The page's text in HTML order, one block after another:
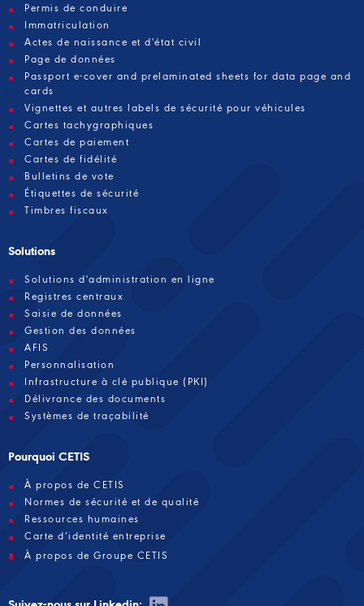
Permis de conduire
Immatriculation
Actes de naissance et d'état civil
Page de données
Passport e-cover and prelaminated sheets for data page and
cards
Vignettes et autres labels de sécurité pour véhicules
Cartes tachygraphiques
Cartes de paiement
Cartes de fidélité
Bulletins de vote
Étiquettes de sécurité
Timbres fiscaux
Solutions
Solutions d'administration en ligne
Registres centraux
Saisie de données
Gestion des données
AFIS
Personnalisation
Infrastructure à clé publique (PKI)
Délivrance des documents
Systèmes de traçabilité
Pourquoi CETIS
À propos de CETIS
Normes de sécurité et de qualité
Ressources humaines
Carte d’identité entreprise
À propos de Groupe CETIS